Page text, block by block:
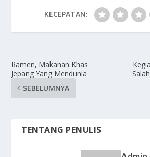
KECEPATAN:
Ramen, Makanan Khas
Jepang Yang Mendunia
SEBELUMNYA
TENTANG PENULIS